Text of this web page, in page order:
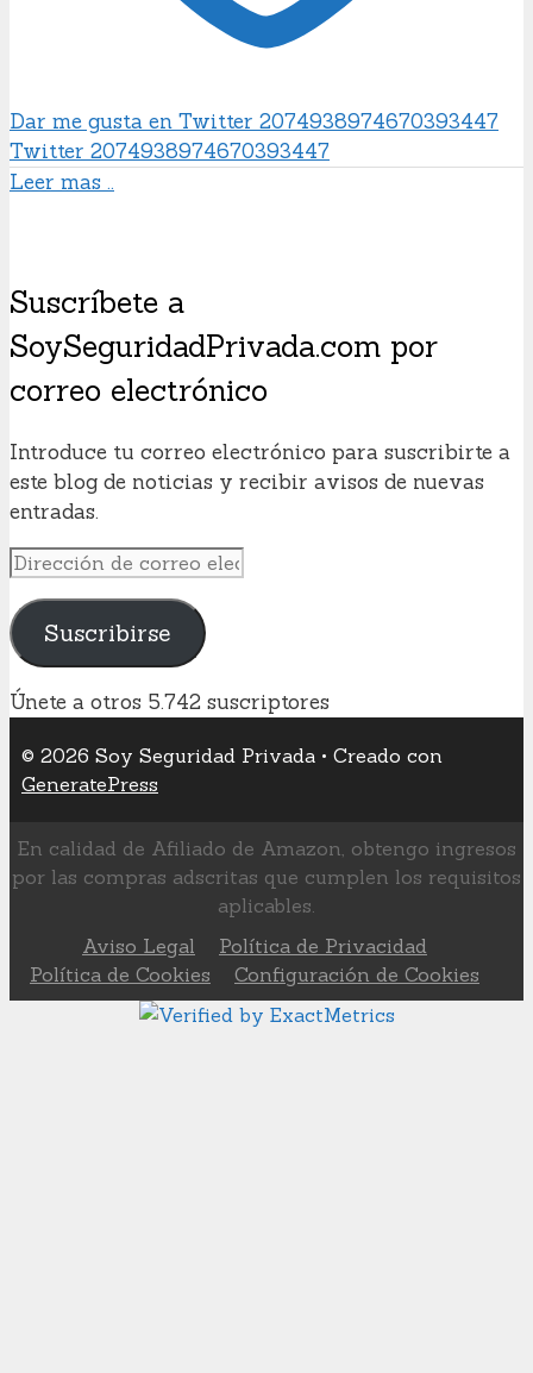
Dar me gusta en Twitter 2074938974670393447
Twitter 2074938974670393447
Leer mas ..
Suscríbete a
SoySeguridadPrivada.com por
correo electrónico
Introduce tu correo electrónico para suscribirte a
este blog de noticias y recibir avisos de nuevas
entradas.
Dirección
correo
electrónico
Suscribirse
Únete a otros 5.742 suscriptores
© 2026 Soy Seguridad Privada • Creado con
GeneratePress
En calidad de Afiliado de Amazon, obtengo ingresos
por las compras adscritas que cumplen los requisitos
aplicables.
Aviso Legal
Política de Privacidad
Política de Cookies
Configuración de Cookies